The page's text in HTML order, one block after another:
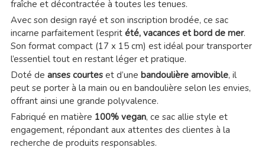
fraîche et décontractée à toutes les tenues.
Avec son design rayé et son inscription brodée, ce sac
incarne parfaitement l’esprit été, vacances et bord de mer.
Son format compact (17 x 15 cm) est idéal pour transporter
l’essentiel tout en restant léger et pratique.
Doté de anses courteset d’une bandoulière amovible, il
peut se porter à la main ou en bandoulière selon les envies,
offrant ainsi une grande polyvalence.
Fabriqué en matière 100% vegan, ce sac allie style et
engagement, répondant aux attentes des clientes à la
recherche de produits responsables.